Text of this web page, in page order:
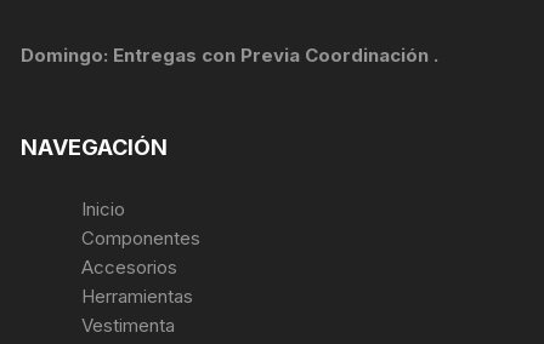
Domingo: Entregas con Previa Coordinación .
NAVEGACIÓN
Inicio
Componentes
Accesorios
Herramientas
Vestimenta